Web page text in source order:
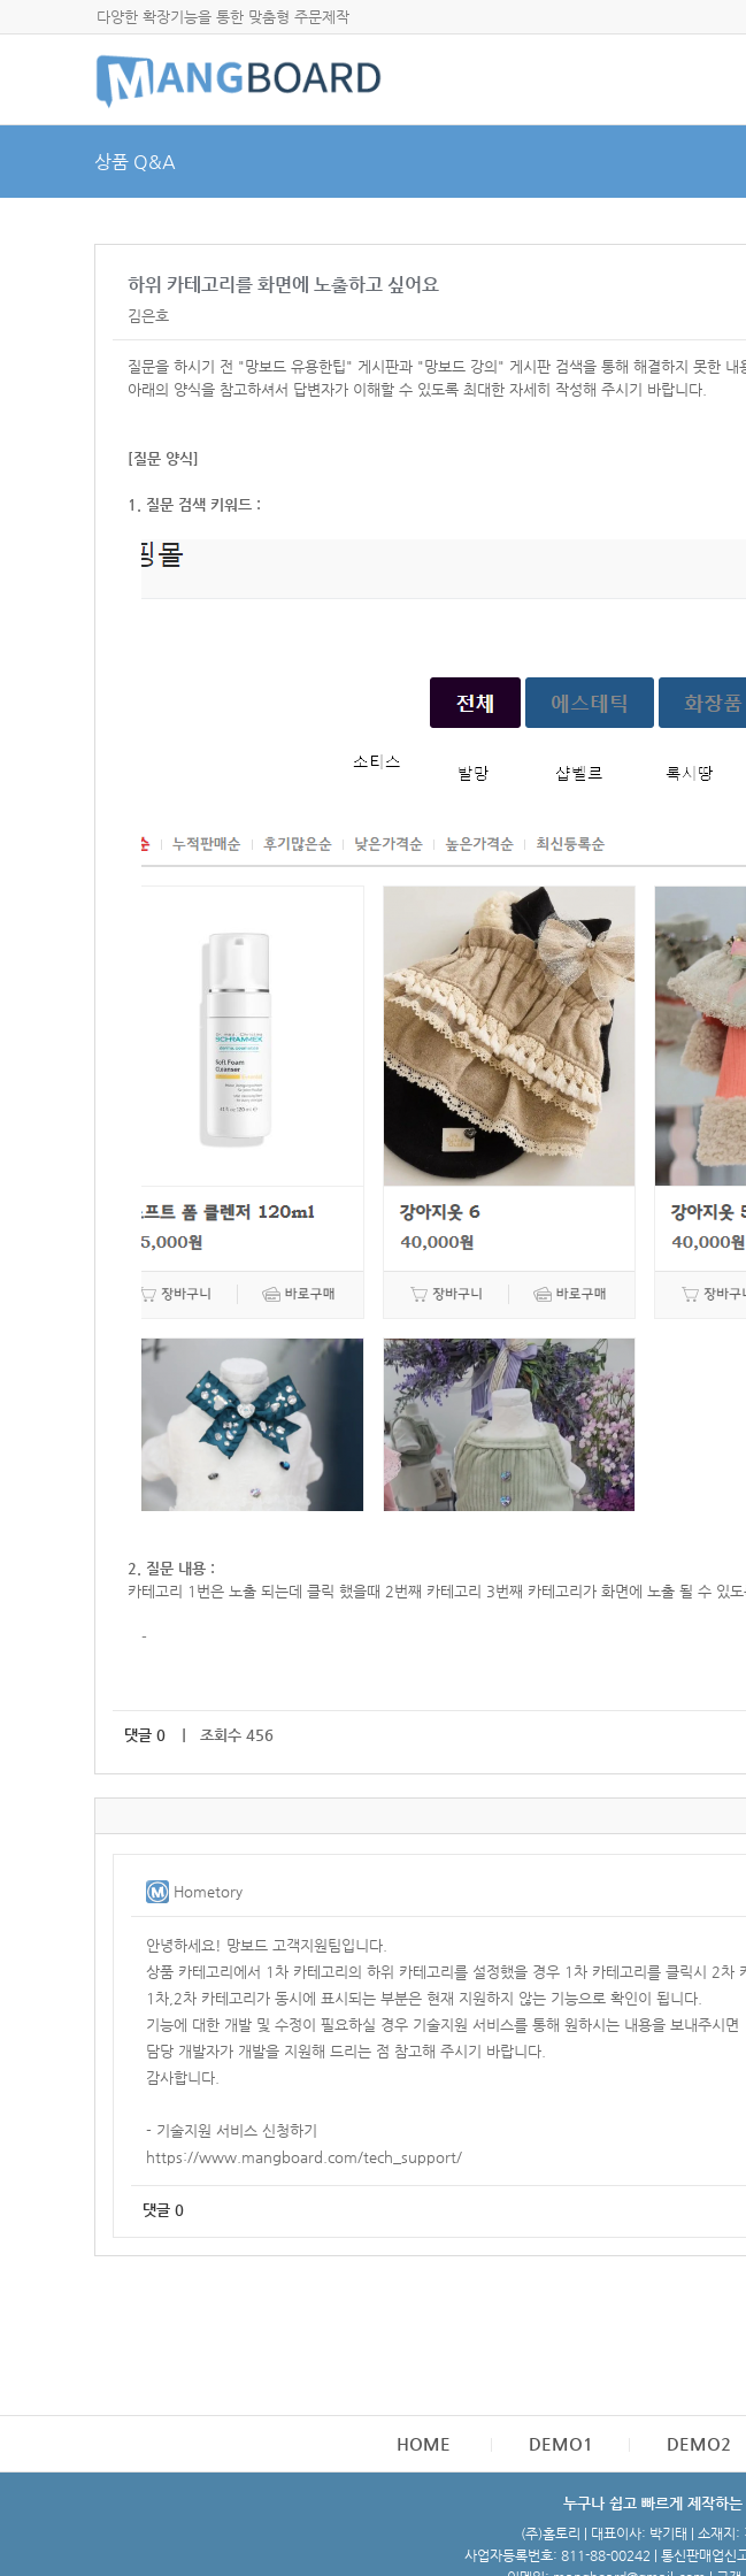
다양한 확장기능을 통한 맞춤형 주문제작
상품 Q&A
하위 카테고리를 화면에 노출하고 싶어요
김은호
질문을 하시기 전 "망보드 유용한팁" 게시판과 "망보드 강의" 게시판 검색을 통해 해결하지 못한 내
아래의 양식을 참고하셔서 답변자가 이해할 수 있도록 최대한 자세히 작성해 주시기 바랍니다.
[질문 양식]
1. 질문 검색 키워드 :
2. 질문 내용 :
카테고리 1번은 노출 되는데 클릭 했을때 2번째 카테고리 3번째 카테고리가 화면에 노출 될 수 있
-
댓글 0 ｜ 조회수 456
Hometory
안녕하세요! 망보드 고객지원팀입니다.
상품 카테고리에서 1차 카테고리의 하위 카테고리를 설정했을 경우 1차 카테고리를 클릭시 2차
1차,2차 카테고리가 동시에 표시되는 부분은 현재 지원하지 않는 기능으로 확인이 됩니다.
기능에 대한 개발 및 수정이 필요하실 경우 기술지원 서비스를 통해 원하시는 내용을 보내주시면
담당 개발자가 개발을 지원해 드리는 점 참고해 주시기 바랍니다.
감사합니다.
- 기술지원 서비스 신청하기
https://www.mangboard.com/tech_support/
댓글 0
HOME DEMO1 DEMO2
누구나 쉽고 빠르게 제작하
(주)홈토리 | 대표이사: 박기태 | 소재
사업자등록번호: 811-88-00242 | 통신판매업신